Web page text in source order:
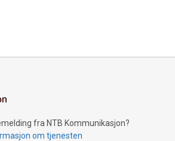
fra NTB Kommunikasjon?
om tjenesten